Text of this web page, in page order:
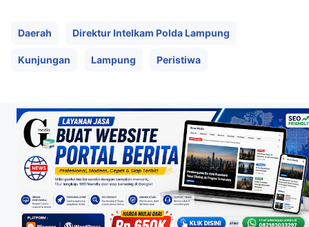
Daerah Direktur Intelkam Polda Lampung
Kunjungan Lampung Peristiwa